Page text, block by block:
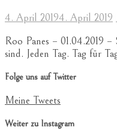
4. April 20194. April 2019
Roo Panes – 01.04.2019
sind. Jeden Tag. Tag für
Folge uns auf Twitter
Meine Tweets
Weiter zu Instagram